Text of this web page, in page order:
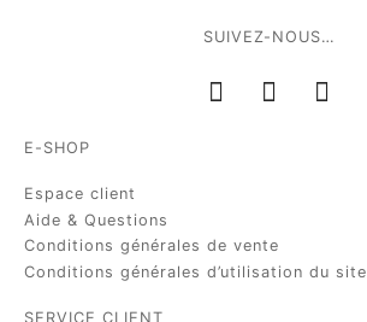
SUIVEZ-NOUS…
E-SHOP
Espace client
Aide & Questions
Conditions générales de vente
Conditions générales d’utilisation du site
SERVICE CLIENT